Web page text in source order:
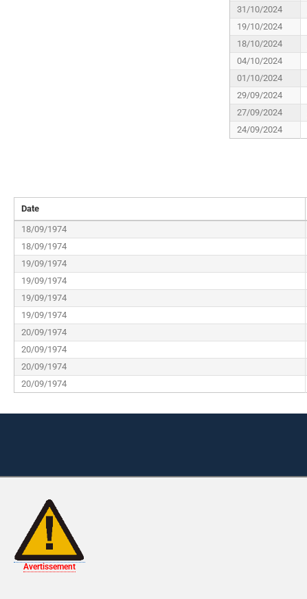
31/10/2024
19/10/2024
18/10/2024
04/10/2024
01/10/2024
29/09/2024
27/09/2024
24/09/2024
Date
18/09/1974
18/09/1974
19/09/1974
19/09/1974
19/09/1974
19/09/1974
20/09/1974
20/09/1974
20/09/1974
20/09/1974
Avertissement